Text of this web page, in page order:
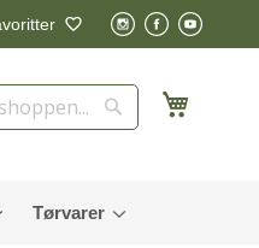
Søg
Tørvarer